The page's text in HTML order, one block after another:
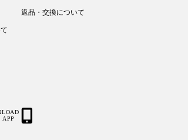
返品・交換について